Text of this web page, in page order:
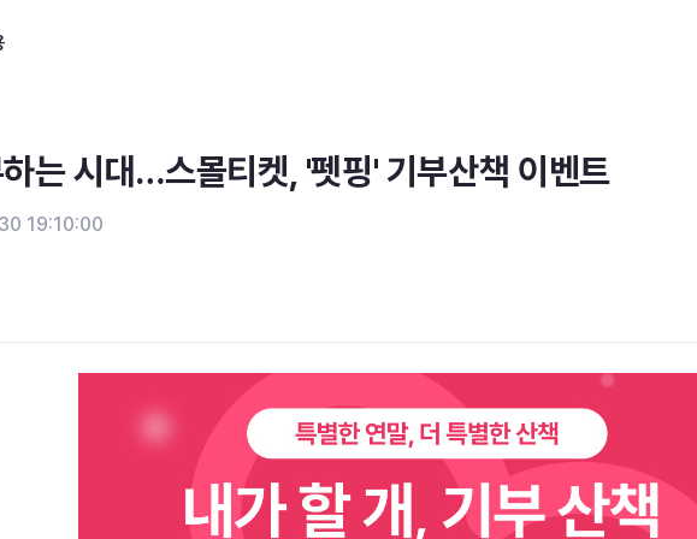
는 시대…스몰티켓, '펫핑' 기부산책 이벤트
19:10:00